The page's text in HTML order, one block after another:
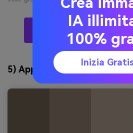
5) Appunti di Argilla
IA
100%
Inizia